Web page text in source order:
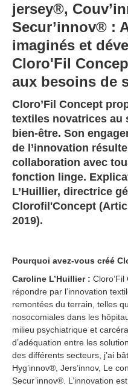
jersey®,
Secur’innov® :
imaginés et
Cloro'Fil
aux besoins de
Cloro’Fil Concept
textiles novatrices au
bien-être. Son
de l’innovation
collaboration avec
fonction linge.
L’Huillier, directrice
Clorofil'Concept
2019).
Pourquoi avez-vous créé
Caroline L’Huillier :
répondre par l’innovation
remontées du terrain, telles
nosocomiales dans les
milieu psychiatrique et
d’adéquation entre les
des différents secteurs, j’ai
Hyg’innov®, Jers’innov, Le
Secur’innov®. L’innovation